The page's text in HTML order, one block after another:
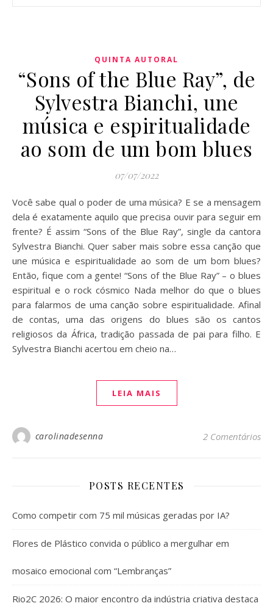
QUINTA AUTORAL
“Sons of the Blue Ray”, de
Sylvestra Bianchi, une
música e espiritualidade
ao som de um bom blues
07/07/2022
Você sabe qual o poder de uma música? E se a mensagem
dela é exatamente aquilo que precisa ouvir para seguir em
frente? É assim “Sons of the Blue Ray”, single da cantora
Sylvestra Bianchi. Quer saber mais sobre essa canção que
une música e espiritualidade ao som de um bom blues?
Então, fique com a gente! “Sons of the Blue Ray” – o blues
espiritual e o rock cósmico Nada melhor do que o blues
para falarmos de uma canção sobre espiritualidade. Afinal
de contas, uma das origens do blues são os cantos
religiosos da África, tradição passada de pai para filho. E
Sylvestra Bianchi acertou em cheio na…
LEIA MAIS
carolinadesenna 2 Comentários
POSTS RECENTES
Como competir com 75 mil músicas geradas por IA?
Flores de Plástico convida o público a mergulhar em
mosaico emocional com “Lembranças”
Rio2C 2026: O maior encontro da indústria criativa destaca